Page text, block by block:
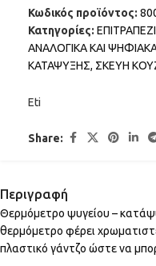
Κωδικός προϊόντος:
Κατηγορίες:
ΑΝΑΛΟΓΙΚΑ ΚΑΙ
ΚΑΤΑΨΥΞΗΣ, ΣΚΕΥΗ
Eti
Share:
Περιγραφή
Θερμόμετρο ψυγείου –
θερμόμετρο φέρει
πλαστικό γάντζο ώστε να